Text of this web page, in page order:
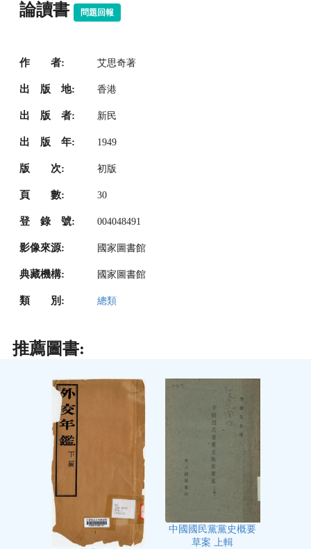
論讀書 問題回報
作 者: 艾思奇著
出 版 地: 香港
出 版 者: 新民
出 版 年: 1949
版 次: 初版
頁 數: 30
登 錄 號: 004048491
影像來源: 國家圖書館
典藏機構: 國家圖書館
類 別: 總類
推薦圖書:
中國國民黨黨史概要
草案 上輯